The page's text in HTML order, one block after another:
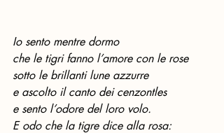
Io sento mentre dormo
che le tigri fanno l’amore con le rose
sotto le brillanti lune azzurre
e ascolto il canto dei cenzontles
e sento l’odore del loro volo.
E odo che la tigre dice alla rosa: